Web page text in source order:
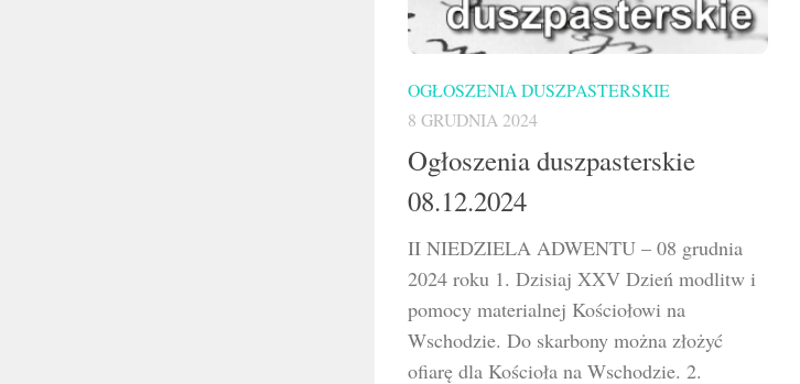
OGŁOSZENIA DUSZPASTERSKIE
8 GRUDNIA 2024
Ogłoszenia duszpasterskie
08.12.2024
II NIEDZIELA ADWENTU – 08 grudnia
2024 roku 1. Dzisiaj XXV Dzień modlitw i
pomocy materialnej Kościołowi na
Wschodzie. Do skarbony można złożyć
ofiarę dla Kościoła na Wschodzie. 2.